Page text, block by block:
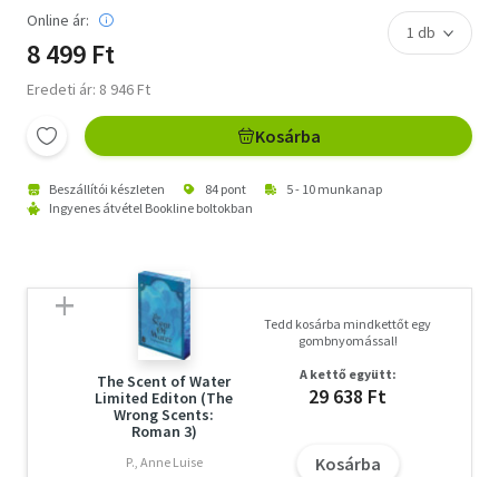
Online ár:
8 499 Ft
Eredeti ár: 8 946 Ft
Kosárba
Beszállítói készleten 84 pont
5 - 10 munkanap
Ingyenes átvétel Bookline boltokban
The Scent of Water
Limited Editon (The
Wrong Scents:
Roman 3)
P., Anne Luise
Tedd kosárba mindkettőt egy
gombnyomással!
A kettő együtt:
29 638 Ft
Kosárba